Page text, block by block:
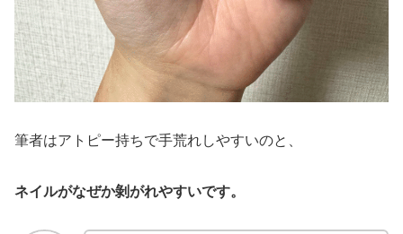
筆者はアトピー持ちで手荒れしやすいのと、
ネイルがなぜか剝がれやすいです。